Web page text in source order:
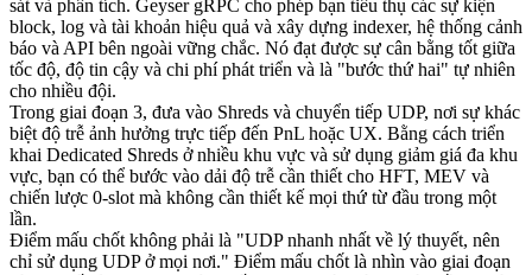
sát và phân tích. Geyser gRPC cho phép bạn tiêu thụ các sự kiện
block, log và tài khoản hiệu quả và xây dựng indexer, hệ thống cảnh
báo và API bên ngoài vững chắc. Nó đạt được sự cân bằng tốt giữa
tốc độ, độ tin cậy và chi phí phát triển và là "bước thứ hai" tự nhiên
cho nhiều đội.
Trong giai đoạn 3, đưa vào Shreds và chuyển tiếp UDP, nơi sự khác
biệt độ trễ ảnh hưởng trực tiếp đến PnL hoặc UX. Bằng cách triển
khai Dedicated Shreds ở nhiều khu vực và sử dụng giảm giá đa khu
vực, bạn có thể bước vào dải độ trễ cần thiết cho HFT, MEV và
chiến lược 0-slot mà không cần thiết kế mọi thứ từ đầu trong một
lần.
Điểm mấu chốt không phải là "UDP nhanh nhất về lý thuyết, nên
chỉ sử dụng UDP ở mọi nơi." Điểm mấu chốt là nhìn vào giai đoạn